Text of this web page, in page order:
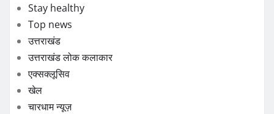
Stay healthy
Top news
उत्तराखंड
उत्तराखंड लोक कलाकार
एक्सक्लूसिव
खेल
चारधाम न्यूज़